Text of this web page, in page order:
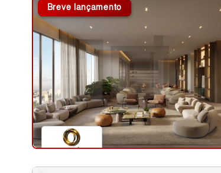
Breve lançamento